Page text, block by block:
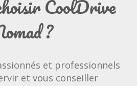
CoolDrive
?
et professionnels
et vous conseiller